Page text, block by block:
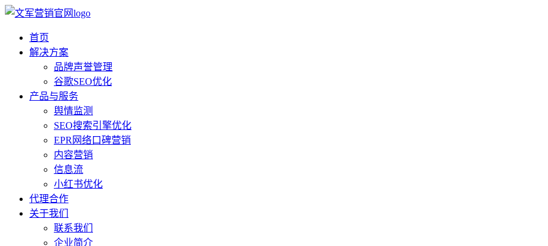
首页
解决方案
品牌声誉管理
谷歌SEO优化
产品与服务
舆情监测
SEO搜索引擎优化
EPR网络口碑营销
内容营销
信息流
小红书优化
代理合作
关于我们
联系我们
企业简介